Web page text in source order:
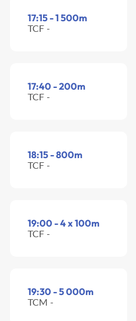
17:15 - 1 500m
TCF -
17:40 - 200m
TCF -
18:15 - 800m
TCF -
19:00 - 4 x 100m
TCF -
19:30 - 5 000m
TCM -